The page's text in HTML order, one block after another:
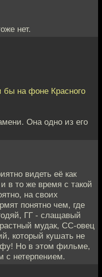
нет.
на фоне Красного
Она одно из его
видеть её как
в то же время с такой
на своих
понятно чем, где
ГГ - слащавый
мудак, СС-овец
который кушать не
Но в этом фильме,
с нетерпением.